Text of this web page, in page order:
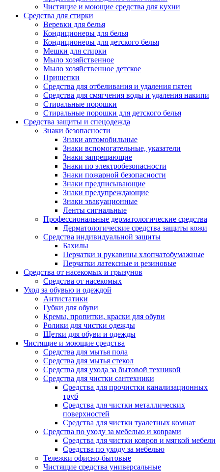
Чистящие и моющие средства для кухни
Средства для стирки
Веревки для белья
Кондиционеры для белья
Кондиционеры для детского белья
Мешки для стирки
Мыло хозяйственное
Мыло хозяйственное детское
Прищепки
Средства для отбеливания и удаления пятен
Средства для смягчения воды и удаления накипи
Стиральные порошки
Стиральные порошки для детского белья
Средства защиты и спецодежда
Знаки безопасности
Знаки автомобильные
Знаки вспомогательные, указатели
Знаки запрещающие
Знаки по электробезопасности
Знаки пожарной безопасности
Знаки предписывающие
Знаки предупреждающие
Знаки эвакуационные
Ленты сигнальные
Профессиональные дерматологические средства
Дерматологические средства защиты кожи
Средства индивидуальной защиты
Бахилы
Перчатки и рукавицы хлопчатобумажные
Перчатки латексные и резиновые
Средства от насекомых и грызунов
Средства от насекомых
Уход за обувью и одеждой
Антистатики
Губки для обуви
Кремы, пропитки, краски для обуви
Ролики для чистки одежды
Щетки для обуви и одежды
Чистящие и моющие средства
Средства для мытья пола
Средства для мытья стекол
Средства для ухода за бытовой техникой
Средства для чистки сантехники
Средства для прочистки канализационных
труб
Средства для чистки металлических
поверхностей
Средства для чистки туалетных комнат
Средства по уходу за мебелью и коврами
Средства для чистки ковров и мягкой мебели
Средства по уходу за мебелью
Тележки офисно-бытовые
Чистящие средства универсальные